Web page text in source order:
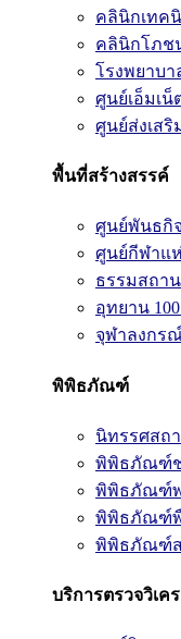
คลินิกเทค
คลินิกโภช
โรงพยาบา
ศูนย์เอ็มเน็
ศูนย์ส่งเสริ
พื้นที่สร้างสรรค์
ศูนย์พันธกิ
ศูนย์กีฬาแ
ธรรมสถา
อุทยาน
จุฬาลงกร
พิพิธภัณฑ์
นิทรรศสถ
พิพิธภัณฑ์
พิพิธภัณฑ์พ
พิพิธภัณฑ์
พิพิธภัณฑ์
บริการตรวจวิเ